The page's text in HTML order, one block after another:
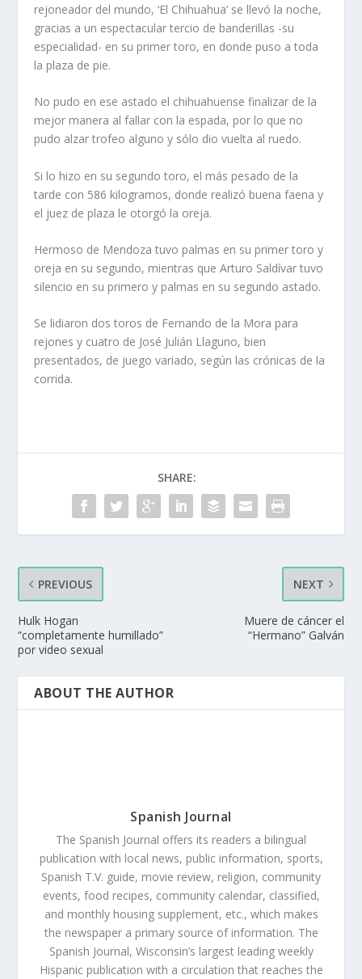
rejoneador del mundo, ‘El Chihuahua’ se llevó la noche,
gracias a un espectacular tercio de banderillas -su
especialidad- en su primer toro, en donde puso a toda
la plaza de pie.
No pudo en ese astado el chihuahuense finalizar de la
mejor manera al fallar con la espada, por lo que no
pudo alzar trofeo alguno y sólo dio vuelta al ruedo.
Si lo hizo en su segundo toro, el más pesado de la
tarde con 586 kilogramos, donde realizó buena faena y
el juez de plaza le otorgó la oreja.
Hermoso de Mendoza tuvo palmas en su primer toro y
oreja en su segundo, mientras que Arturo Saldívar tuvo
silencio en su primero y palmas en su segundo astado.
Se lidiaron dos toros de Fernando de la Mora para
rejones y cuatro de José Julián Llaguno, bien
presentados, de juego variado, según las crónicas de la
corrida.
SHARE:
PREVIOUS
Hulk Hogan
“completamente humillado”
por video sexual
NEXT
Muere de cáncer el
“Hermano” Galván
ABOUT THE AUTHOR
Spanish Journal
The Spanish Journal offers its readers a bilingual
publication with local news, public information, sports,
Spanish T.V. guide, movie review, religion, community
events, food recipes, community calendar, classified,
and monthly housing supplement, etc., which makes
the newspaper a primary source of information. The
Spanish Journal, Wisconsin’s largest leading weekly
Hispanic publication with a circulation that reaches the